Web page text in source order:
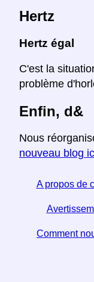
Hertz
Hertz égal
C'est la
problème
Enfin, d&
Nous
nouveau blog
A propos de
Comment